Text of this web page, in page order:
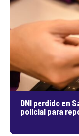
DNI perdido en
policial para